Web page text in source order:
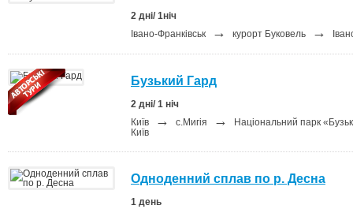
2 дні/ 1ніч
Івано-Франківськ
→ курорт Буковель →
Бузький Гард
2 дні/ 1 ніч
Київ
→ с.Мигія →
Національний парк
Київ
Одноденний сплав по р. Десна
1 день